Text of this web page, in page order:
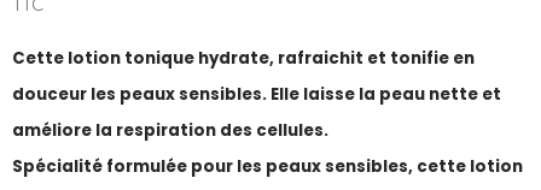
TTC
Cette lotion tonique hydrate, rafraichit et tonifie en
douceur les peaux sensibles. Elle laisse la peau nette et
améliore la respiration des cellules.
Spécialité formulée pour les peaux sensibles, cette lotion